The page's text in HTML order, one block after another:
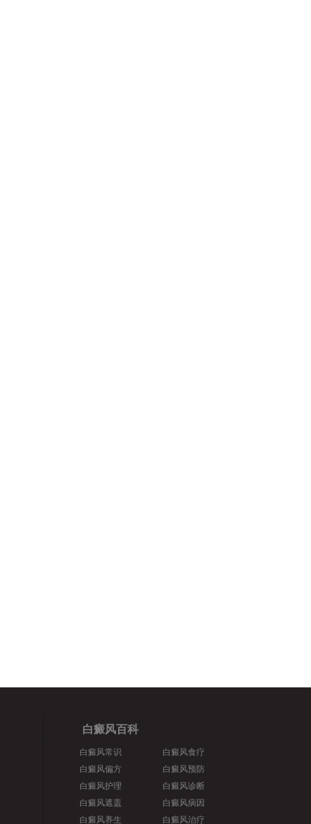
白癜风百科
白癜风常识
白癜风偏方
白癜风护理
白癜风遮盖
白癜风养生
白癜风食疗
白癜风预防
白癜风诊断
白癜风病因
白癜风治疗